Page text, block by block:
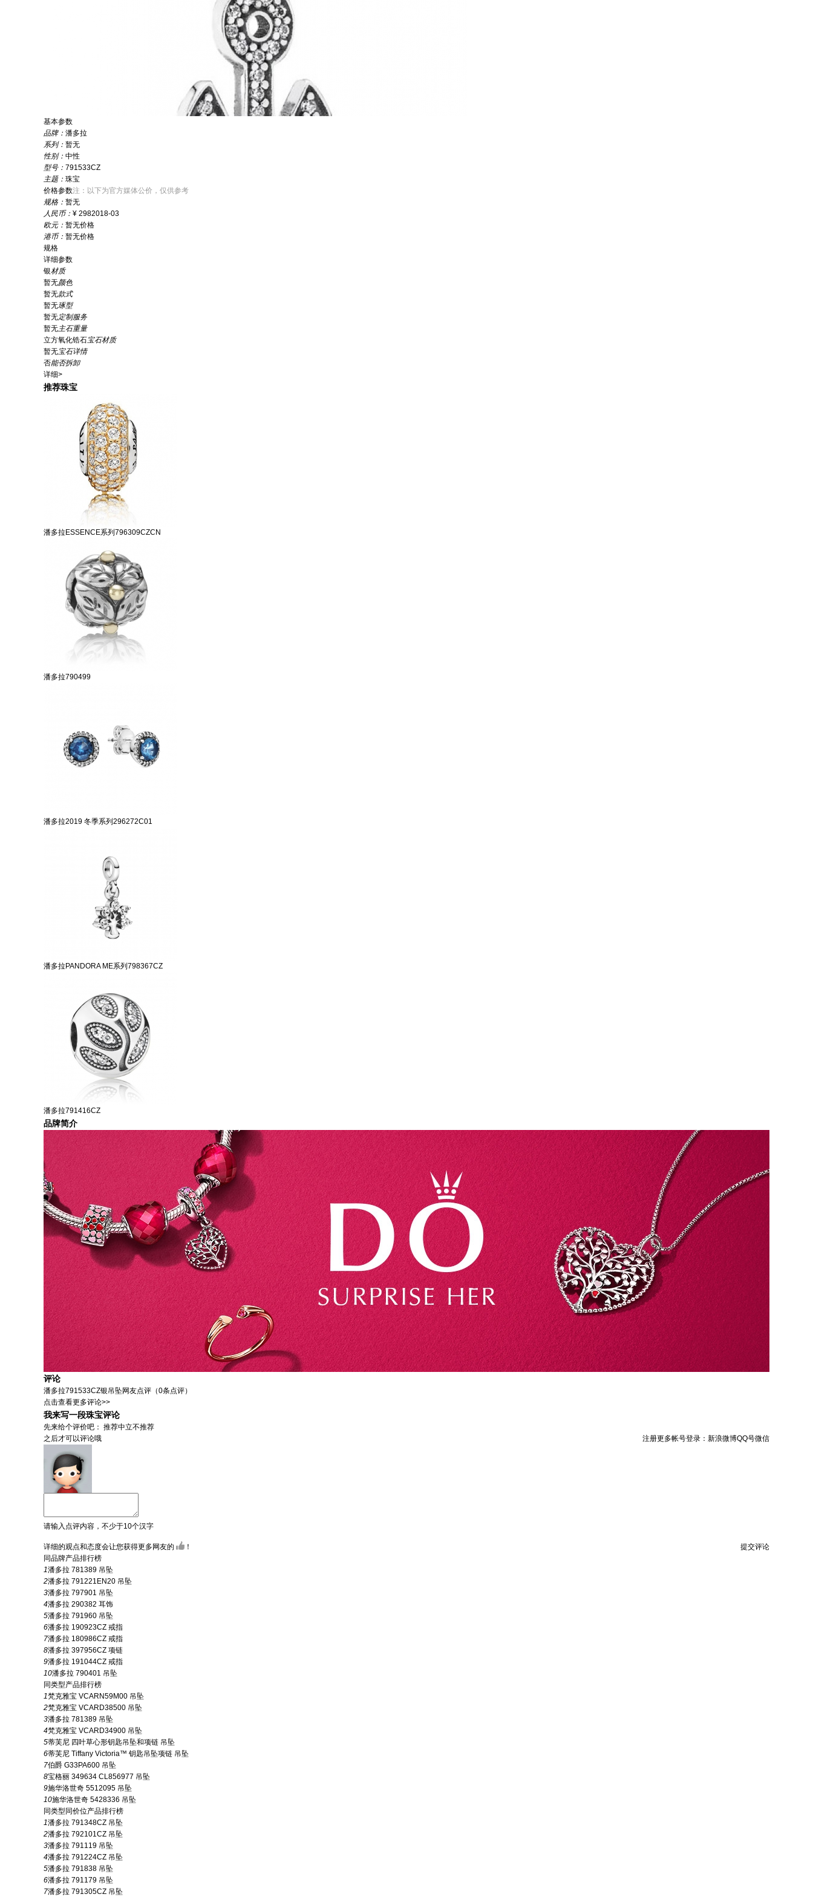
基本参数
品牌： 潘多拉
系列： 暂无
性别： 中性
型号： 791533CZ
主题： 珠宝
价格参数注：以下为官方媒体公价，仅供参考
规格： 暂无
人民币： ¥ 2982018-03
欧元： 暂无价格
港币： 暂无价格
规格
详细参数
银材质
暂无颜色
暂无款式
暂无琢型
暂无定制服务
暂无主石重量
立方氧化锆石宝石材质
暂无宝石详情
否能否拆卸
详细>
推荐珠宝
潘多拉ESSENCE系列796309CZCN
潘多拉790499
潘多拉2019 冬季系列296272C01
潘多拉PANDORA ME系列798367CZ
潘多拉791416CZ
品牌简介
评论
潘多拉791533CZ银吊坠网友点评（0条点评）
点击查看更多评论>>
我来写一段珠宝评论
先来给个评价吧： 推荐中立不推荐
之后才可以评论哦
注册更多帐号登录： 新浪微博QQ号微信
请输入点评内容，不少于10个汉字
详细的观点和态度会让您获得更多网友的 ！
提交评论
同品牌产品排行榜
1潘多拉 781389 吊坠
2潘多拉 791221EN20 吊坠
3潘多拉 797901 吊坠
4潘多拉 290382 耳饰
5潘多拉 791960 吊坠
6潘多拉 190923CZ 戒指
7潘多拉 180986CZ 戒指
8潘多拉 397956CZ 项链
9潘多拉 191044CZ 戒指
10潘多拉 790401 吊坠
同类型产品排行榜
1梵克雅宝 VCARN59M00 吊坠
2梵克雅宝 VCARD38500 吊坠
3潘多拉 781389 吊坠
4梵克雅宝 VCARD34900 吊坠
5蒂芙尼 四叶草心形钥匙吊坠和项链 吊坠
6蒂芙尼 Tiffany Victoria™ 钥匙吊坠项链 吊坠
7伯爵 G33PA600 吊坠
8宝格丽 349634 CL856977 吊坠
9施华洛世奇 5512095 吊坠
10施华洛世奇 5428336 吊坠
同类型同价位产品排行榜
1潘多拉 791348CZ 吊坠
2潘多拉 792101CZ 吊坠
3潘多拉 791119 吊坠
4潘多拉 791224CZ 吊坠
5潘多拉 791838 吊坠
6潘多拉 791179 吊坠
7潘多拉 791305CZ 吊坠